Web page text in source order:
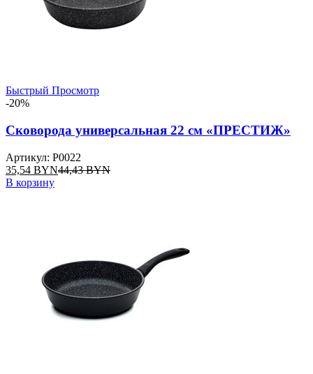
Быстрый Просмотр
-20%
Сковорода универсальная 22 см «ПРЕСТИЖ»
Артикул: P0022
35,54 BYN44,43BYN
В корзину